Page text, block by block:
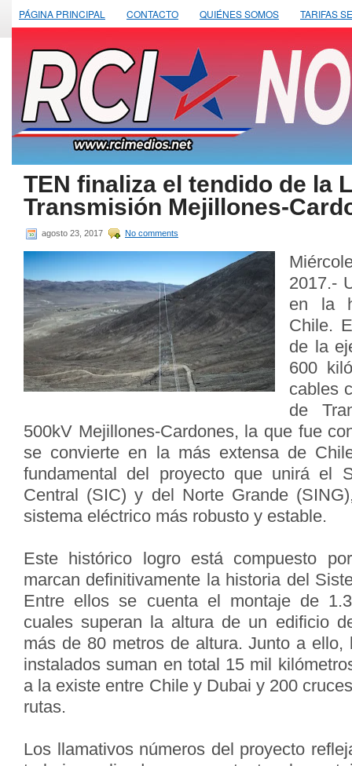
PÁGINA PRINCIPAL CONTACTO QUIÉNES SOMOS TARIFAS
TEN finaliza el tendido de la
Transmisión Mejillones-
agosto 23, 2017 No comments
2017.-
en la
Chile.
de la
600
cables
de
500kV Mejillones-Cardones, la que fue
se convierte en la más extensa de
fundamental del proyecto que unirá el
Central (SIC) y del Norte Grande
sistema eléctrico más robusto y estable.
Este histórico logro está compuesto
marcan definitivamente la historia del
Entre ellos se cuenta el montaje de
cuales superan la altura de un edificio
más de 80 metros de altura. Junto a ello,
instalados suman en total 15 mil
a la existe entre Chile y Dubai y 200
rutas.
Los llamativos números del proyecto